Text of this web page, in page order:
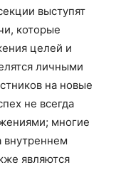
выступят
которые
целей и
личными
на новые
не всегда
многие
внутреннем
являются